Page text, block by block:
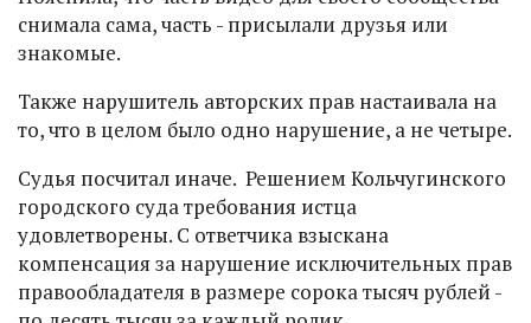
снимала сама, часть - присылали друзья или
знакомые.
Также нарушитель авторских прав настаивала на
то, что в целом было одно нарушение, а не четыре.
Судья посчитал иначе. Решением Кольчугинского
городского суда требования истца
удовлетворены. С ответчика взыскана
компенсация за нарушение исключительных прав
правообладателя в размере сорока тысяч рублей -